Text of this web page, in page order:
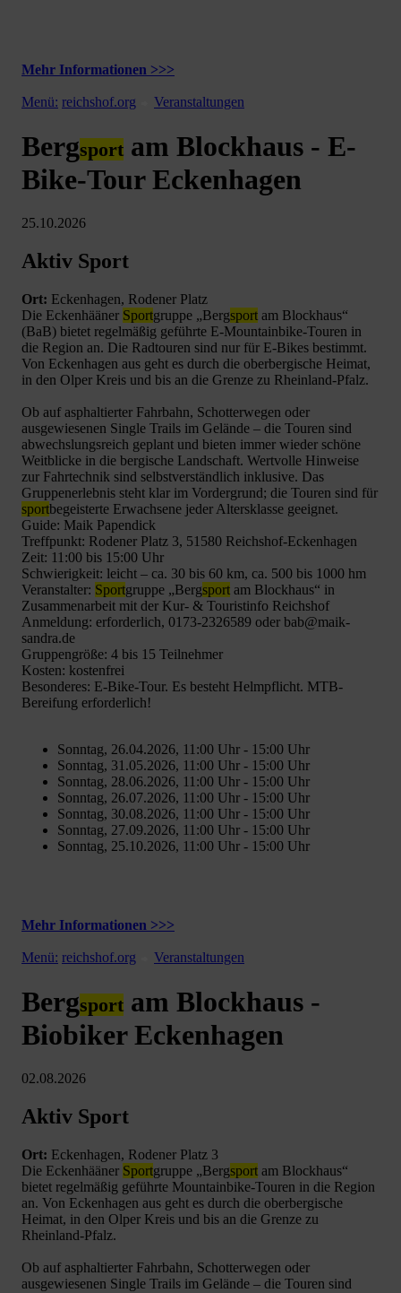
Mehr Informationen >>>
Menü: reichshof.org Veranstaltungen
Bergsport am Blockhaus - E-
Bike-Tour Eckenhagen
25.10.2026
Aktiv Sport
Ort: Eckenhagen, Rodener Platz
Die Eckenhääner Sportgruppe „Bergsport am Blockhaus“
(BaB) bietet regelmäßig geführte E-Mountainbike-Touren in
die Region an. Die Radtouren sind nur für E-Bikes bestimmt.
Von Eckenhagen aus geht es durch die oberbergische Heimat,
in den Olper Kreis und bis an die Grenze zu Rheinland-Pfalz.
Ob auf asphaltierter Fahrbahn, Schotterwegen oder
ausgewiesenen Single Trails im Gelände – die Touren sind
abwechslungsreich geplant und bieten immer wieder schöne
Weitblicke in die bergische Landschaft. Wertvolle Hinweise
zur Fahrtechnik sind selbstverständlich inklusive. Das
Gruppenerlebnis steht klar im Vordergrund; die Touren sind für
sportbegeisterte Erwachsene jeder Altersklasse geeignet.
Guide: Maik Papendick
Treffpunkt: Rodener Platz 3, 51580 Reichshof-Eckenhagen
Zeit: 11:00 bis 15:00 Uhr
Schwierigkeit: leicht – ca. 30 bis 60 km, ca. 500 bis 1000 hm
Veranstalter: Sportgruppe „Bergsport am Blockhaus“ in
Zusammenarbeit mit der Kur- & Touristinfo Reichshof
Anmeldung: erforderlich, 0173-2326589 oder bab@maik-
sandra.de
Gruppengröße: 4 bis 15 Teilnehmer
Kosten: kostenfrei
Besonderes: E-Bike-Tour. Es besteht Helmpflicht. MTB-
Bereifung erforderlich!
Sonntag, 26.04.2026, 11:00 Uhr - 15:00 Uhr
Sonntag, 31.05.2026, 11:00 Uhr - 15:00 Uhr
Sonntag, 28.06.2026, 11:00 Uhr - 15:00 Uhr
Sonntag, 26.07.2026, 11:00 Uhr - 15:00 Uhr
Sonntag, 30.08.2026, 11:00 Uhr - 15:00 Uhr
Sonntag, 27.09.2026, 11:00 Uhr - 15:00 Uhr
Sonntag, 25.10.2026, 11:00 Uhr - 15:00 Uhr
Mehr Informationen >>>
Menü: reichshof.org Veranstaltungen
Bergsport am Blockhaus -
Biobiker Eckenhagen
02.08.2026
Aktiv Sport
Ort: Eckenhagen, Rodener Platz 3
Die Eckenhääner Sportgruppe „Bergsport am Blockhaus“
bietet regelmäßig geführte Mountainbike-Touren in die Region
an. Von Eckenhagen aus geht es durch die oberbergische
Heimat, in den Olper Kreis und bis an die Grenze zu
Rheinland-Pfalz.
Ob auf asphaltierter Fahrbahn, Schotterwegen oder
ausgewiesenen Single Trails im Gelände – die Touren sind